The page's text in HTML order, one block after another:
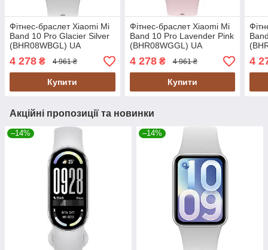
Фітнес-браслет Xiaomi Mi
Band 10 Pro Glacier Silver
(BHR08WBGL) UA
4 278 ₴ 4 961 ₴
Купити
Фітнес-браслет Xiaomi Mi
Band 10 Pro Lavender Pink
(BHR08WGGL) UA
4 278₴ 4 961 ₴
Купити
4
Акційні пропозиції та новинки
–14% –14%